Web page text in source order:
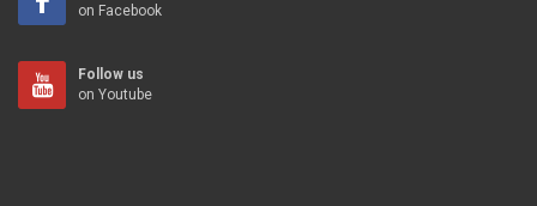
on Facebook
Follow us
on Youtube